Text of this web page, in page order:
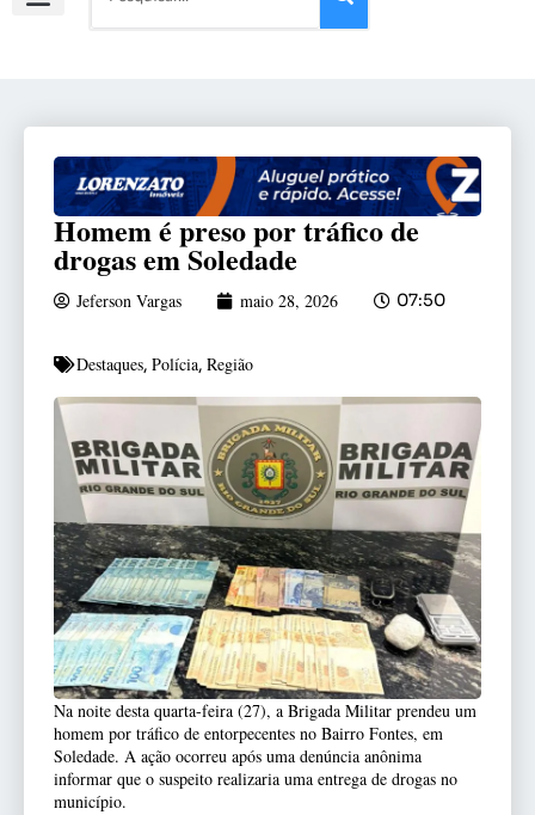
Homem é preso por tráfico de
drogas em Soledade
Jeferson Vargas maio 28, 2026 07:50
Destaques, Polícia, Região
Na noite desta quarta-feira (27), a Brigada Militar prendeu um
homem por tráfico de entorpecentes no Bairro Fontes, em
Soledade. A ação ocorreu após uma denúncia anônima
informar que o suspeito realizaria uma entrega de drogas no
município.